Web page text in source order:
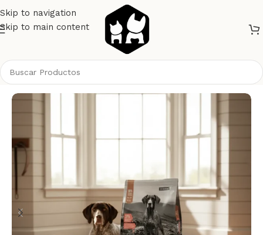
Skip to navigation
Skip to main content